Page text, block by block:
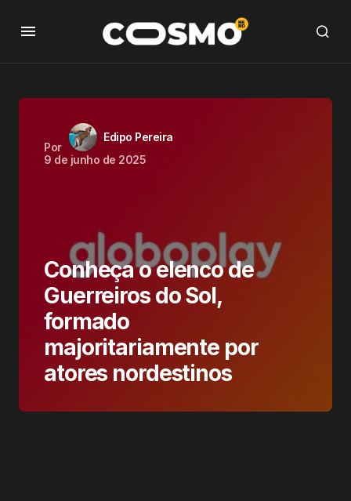
Por
Edipo Pereira
9 de junho de 2025
Conheça o elenco de
Guerreiros do Sol,
formado
majoritariamente por
atores nordestinos